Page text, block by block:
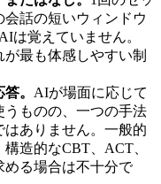
話の短いウィンドウ
は覚えていません。
最も体感しやすい制
。 AIが場面に応じて
ものの、一つの手法
ありません。一般的
造的なCBT、ACT、
める場合は不十分で